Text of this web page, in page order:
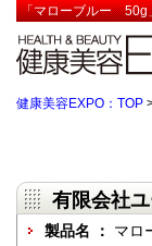
「マローブルー 50g
健康美容EXPO：TOP
有限会社
製品名 ： マロ